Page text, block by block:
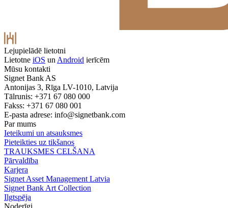
Lejupielādē lietotni
Lietotne iOS un Android ierīcēm
Mūsu kontakti
Signet Bank AS
Antonijas 3, Rīga LV-1010, Latvija
Tālrunis: +371 67 080 000
Fakss: +371 67 080 001
E-pasta adrese: info@signetbank.com
Par mums
Ieteikumi un atsauksmes
Pieteikties uz tikšanos
TRAUKSMES CELŠANA
Pārvaldība
Karjera
Signet Asset Management Latvia
Signet Bank Art Collection
Ilgtspēja